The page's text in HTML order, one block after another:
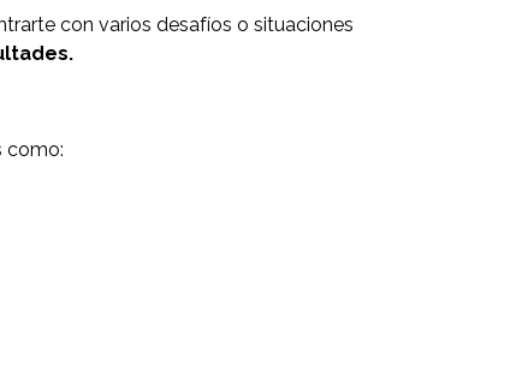
con varios desafíos o situaciones
como: